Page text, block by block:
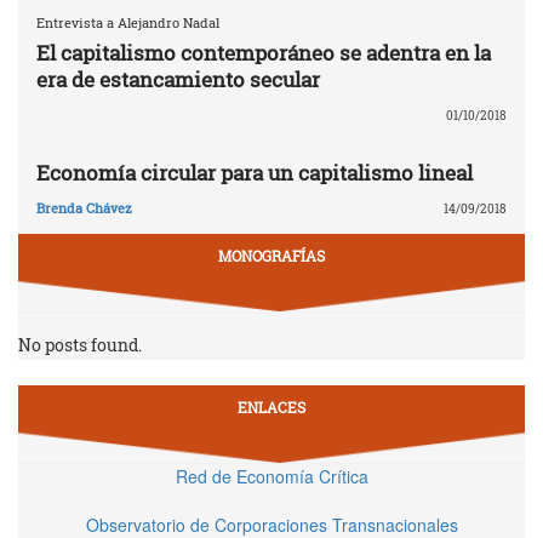
Entrevista a Alejandro Nadal
El capitalismo contemporáneo se adentra en la
era de estancamiento secular
01/10/2018
Economía circular para un capitalismo lineal
Brenda Chávez 14/09/2018
MONOGRAFÍAS
No posts found.
ENLACES
Red de Economía Crítica
Observatorio de Corporaciones Transnacionales